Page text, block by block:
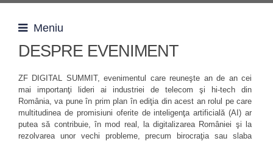
Meniu
DESPRE EVENIMENT
ZF DIGITAL SUMMIT, evenimentul care reuneşte an de an cei
mai importanţi lideri ai industriei de telecom şi hi-tech din
România, va pune în prim plan în ediţia din acest an rolul pe care
multitudinea de promisiuni oferite de inteligenţa artificială (AI) ar
putea să contribuie, în mod real, la digitalizarea României şi la
rezolvarea unor vechi probleme, precum birocraţia sau slaba